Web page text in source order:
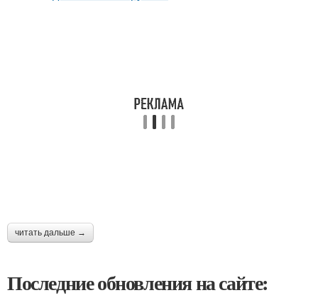
читать дальше →
Последние обновления на сайте: